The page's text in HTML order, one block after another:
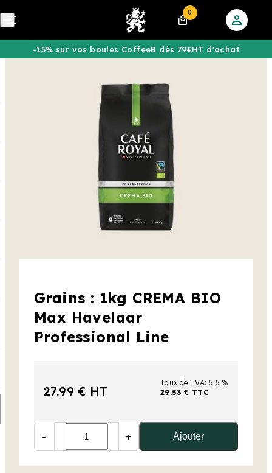
0
-15% sur vos boules CoffeeB dès 79€HT d'achat
Grains : 1kg CREMA BIO
Max Havelaar
Professional Line
27.99 € HT
Taux de TVA: 5.5 %
29.53 € TTC
- + Ajouter